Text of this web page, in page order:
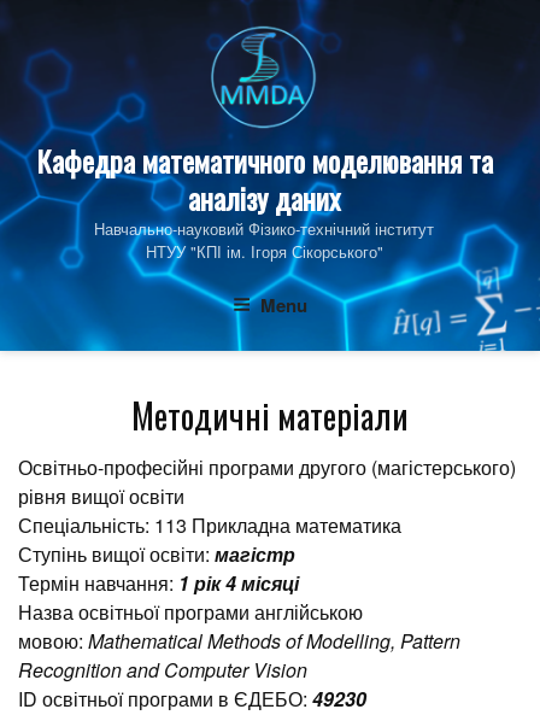
content
Кафедра математичного моделювання та
аналізу даних
Навчально-науковий Фізико‑технічний інститут
НТУУ "КПІ ім. Ігоря Сікорського"
Menu
Методичні матеріали
Освітньо-професійні програми другого (магістерського)
рівня вищої освіти
Спеціальність: 113 Прикладна математика
Ступінь вищої освіти: магістр
Термін навчання: 1 рік 4 місяці
Назва освітньої програми англійською
мовою: Mathematical Methods of Modelling, Pattern
Recognition and Computer Vision
ID освітньої програми в ЄДЕБО: 49230